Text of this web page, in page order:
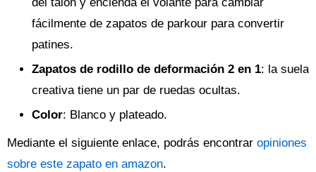
fácilmente de zapatos de parkour para convertir
patines.
Zapatos de rodillo de deformación 2 en 1: la suela
creativa tiene un par de ruedas ocultas.
Color: Blanco y plateado.
Mediante el siguiente enlace, podrás encontrar opiniones
sobre este zapato en amazon.